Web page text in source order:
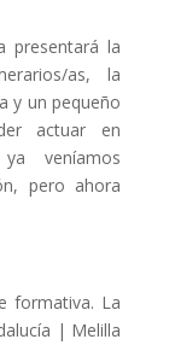
presentará la
as, la
y un pequeño
actuar en
veníamos
pero ahora
formativa. La
| Melilla